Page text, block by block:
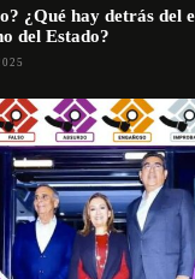
¿Qué hay detrás del
del Estado?